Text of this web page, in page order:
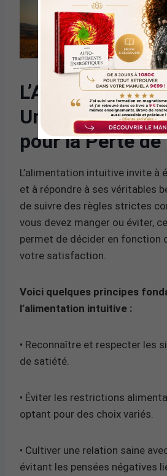
L’Alimentation
Une Approche
pour la Perte
L’alimentation intuitive invite à
et à répondre à ses véritables
de suivre des règles strictes
vous devez manger ou éviter,
permet de décider en fonction
votre satisfaction.
Voici quelques principes
l’alimentation intuitive :
• Reconnaître et respecter les
de satiété.
• Éviter les restrictions
optant pour des choix variés.
• Cultiver une relation saine
évitant les pensées négatives